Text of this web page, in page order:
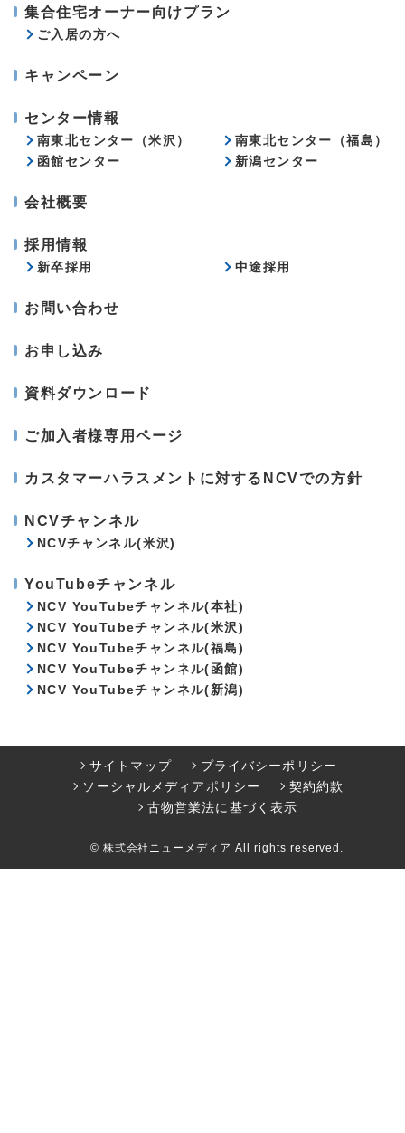
集合住宅オーナー向けプラン
ご入居の方へ
キャンペーン
センター情報
南東北センター（米沢）
南東北センター（福島）
函館センター
新潟センター
会社概要
採用情報
新卒採用 中途採用
お問い合わせ
お申し込み
資料ダウンロード
ご加入者様専用ページ
カスタマーハラスメントに対するNCVでの方針
NCVチャンネル
NCVチャンネル(米沢)
YouTubeチャンネル
NCV YouTubeチャンネル(本社)
NCV YouTubeチャンネル(米沢)
NCV YouTubeチャンネル(福島)
NCV YouTubeチャンネル(函館)
NCV YouTubeチャンネル(新潟)
サイトマップ
プライバシーポリシー
ソーシャルメディアポリシー
契約約款
古物営業法に基づく表示
© 株式会社ニューメディア All rights reserved.